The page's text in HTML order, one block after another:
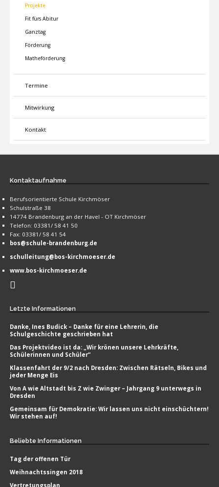
Projekte
Fit fürs Abitur
Ganztag
Förderung
Matheförderung
Termine
Mitwirkung
Kontakt
Kontaktaufnahme
Berufsorientierte Schule Kirchmöser
Schulstraße 38
14774 Brandenburg an der Havel - OT Kirchmöser
Telefon: 03381/ 58 41 50
Fax: 03381/ 58 41 54
bos@schule-brandenburg.de
schulleitung@bos-kirchmoeser.de
www.bos-kirchmoeser.de
Letzte Informationen
Danke, Ines Budick – Danke für eine Lehrerin, die
Schulgeschichte geschrieben hat
Das Projektvideo ist da: „Wir krönen unsere Lehrkräfte,
Schülerinnen und Schüler“
Klassenfahrt der 9/2 nach Dresden: Zwischen Rätseln, Bikes und
jeder Menge Eis
Von A wie Altstadt bis Z wie Zwinger – Jahrgang 9 unterwegs in
Dresden
Gemeinsam für Demokratie: Wir lassen uns nicht einschüchtern!
Wir stehen auf!
Beliebte Informationen
Tag der offenen Tür
Weihnachtssingen 2018
Vertretungsplan